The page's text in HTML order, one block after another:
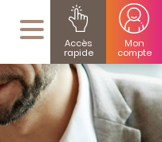
Accès
rapide
Mon
compte